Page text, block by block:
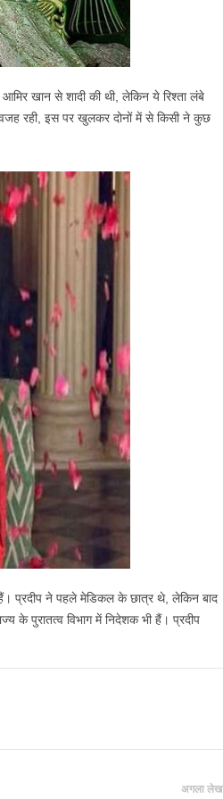
खान से शादी की थी, लेकिन ये रिश्‍ता लंबे
रही, इस पर खुलकर दोनों में से किसी ने कुछ
प्रदीप ने पहले मेडिकल के छात्र थे, लेकिन बाद
के पुरातत्‍व विभाग में निदेशक भी हैं। प्रदीप
अगला लेख